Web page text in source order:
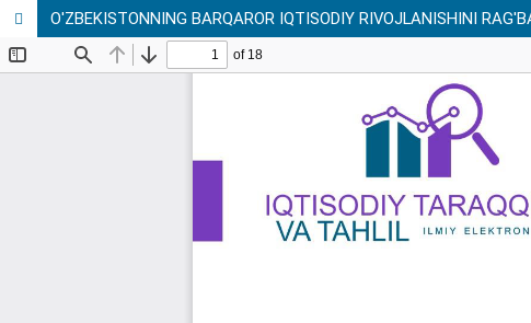
O'ZBEKISTONNING BARQAROR IQTISODIY RIVOJLANISHINI